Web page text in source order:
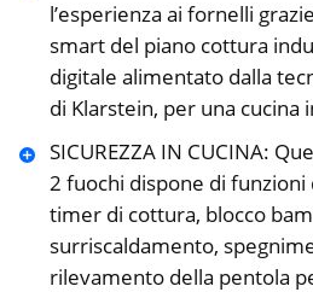
l’esperienza ai fornelli
smart del piano cottura
digitale alimentato dalla
di Klarstein, per una cucina
SICUREZZA IN CUCINA:
2 fuochi dispone di funzioni
timer di cottura, blocco
surriscaldamento,
rilevamento della pentola